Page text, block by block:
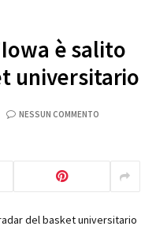
è salito
universitario
NESSUN COMMENTO